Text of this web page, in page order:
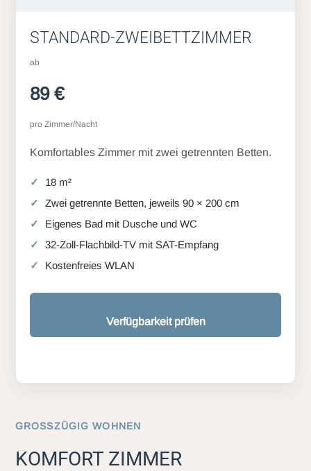
STANDARD-ZWEIBETTZIMMER
ab
89 €
pro Zimmer/Nacht
Komfortables Zimmer mit zwei getrennten Betten.
18 m²
Zwei getrennte Betten, jeweils 90 × 200 cm
Eigenes Bad mit Dusche und WC
32-Zoll-Flachbild-TV mit SAT-Empfang
Kostenfreies WLAN
Verfügbarkeit prüfen
GROSSZÜGIG WOHNEN
KOMFORT ZIMMER